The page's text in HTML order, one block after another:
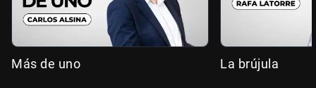
Más de uno La brújula